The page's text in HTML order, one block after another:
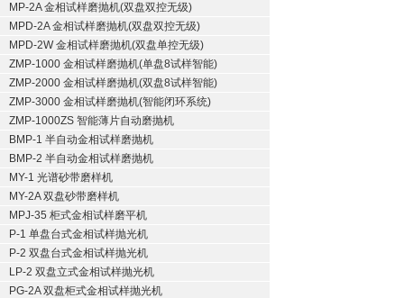
MP-2A 金相试样磨抛机(双盘双控无级)
MPD-2A 金相试样磨抛机(双盘双控无级)
MPD-2W 金相试样磨抛机(双盘单控无级)
ZMP-1000 金相试样磨抛机(单盘8试样智能)
ZMP-2000 金相试样磨抛机(双盘8试样智能)
ZMP-3000 金相试样磨抛机(智能闭环系统)
ZMP-1000ZS 智能薄片自动磨抛机
BMP-1 半自动金相试样磨抛机
BMP-2 半自动金相试样磨抛机
MY-1 光谱砂带磨样机
MY-2A 双盘砂带磨样机
MPJ-35 柜式金相试样磨平机
P-1 单盘台式金相试样抛光机
P-2 双盘台式金相试样抛光机
LP-2 双盘立式金相试样抛光机
PG-2A 双盘柜式金相试样抛光机